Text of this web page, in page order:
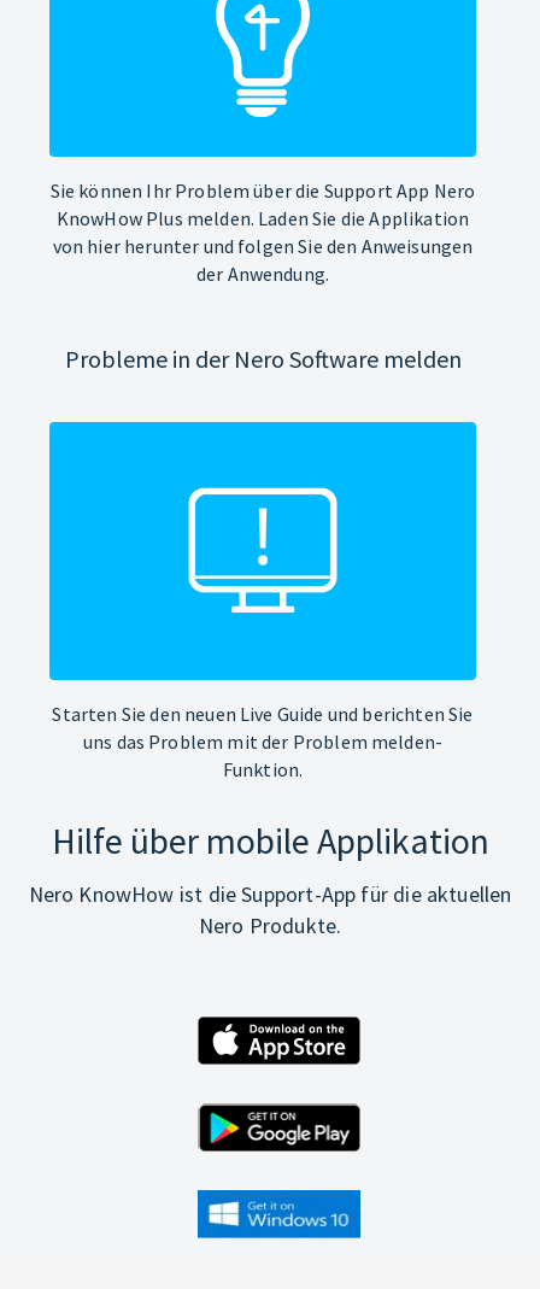
Sie können Ihr Problem über die Support App Nero
KnowHow Plus melden. Laden Sie die Applikation
von hier herunter und folgen Sie den Anweisungen
der Anwendung.
Probleme in der Nero Software melden
Starten Sie den neuen Live Guide und berichten Sie
uns das Problem mit der Problem melden-
Funktion.
Hilfe über mobile Applikation
Nero KnowHow ist die Support-App für die aktuellen
Nero Produkte.